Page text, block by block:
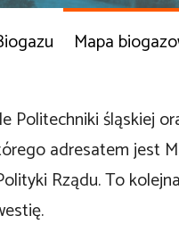
Mapa
Politechniki śląskiej
adresatem jest
Rządu. To